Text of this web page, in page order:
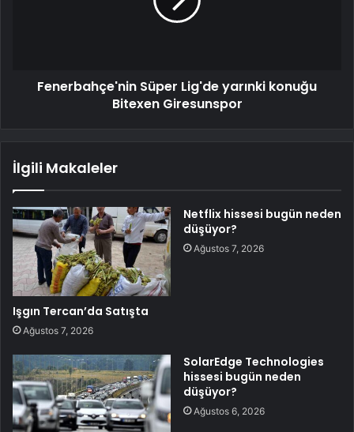
Fenerbahçe'nin Süper Lig'de yarınki konuğu
Bitexen Giresunspor
İlgili Makaleler
Işgın Tercan’da Satışta
Ağustos 7, 2026
Netflix hissesi bugün neden
düşüyor?
Ağustos 7, 2026
SolarEdge Technologies
hissesi bugün neden
düşüyor?
Ağustos 6, 2026